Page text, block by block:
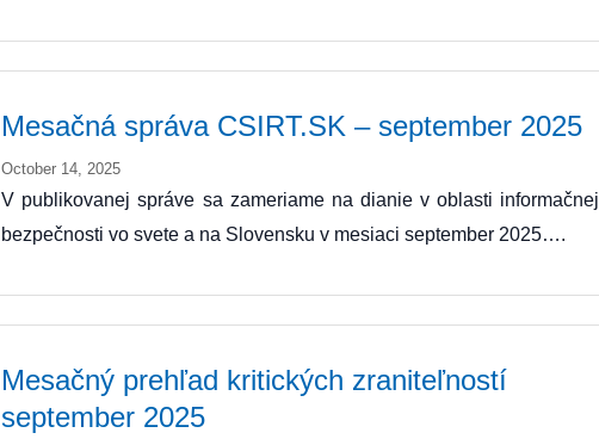
Mesačná správa CSIRT.SK – september 2025
October 14, 2025
V publikovanej správe sa zameriame na dianie v oblasti informačnej
bezpečnosti vo svete a na Slovensku v mesiaci september 2025….
Mesačný prehľad kritických zraniteľností
september 2025